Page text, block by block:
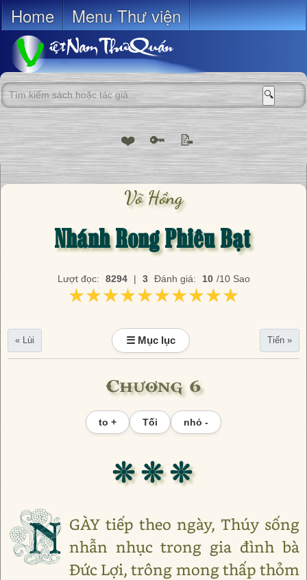
Home Menu Thư viện
🔍
❤️ 🔑 📝
Võ Hồng
Nhánh Rong Phiêu Bạt
Lượt đọc: 8294 | 3 Đánh giá: 10 /10 Sao
★★★★★★★★★★
★★★★★★★★★★
« Lùi ☰ Mục lục Tiến »
Chương 6
to + Tối nhỏ -
❊ ❊ ❊
N GÀY tiếp theo ngày, Thúy sống
nhẫn nhục trong gia đình bà
Đức Lợi, trông mong thấp thỏm